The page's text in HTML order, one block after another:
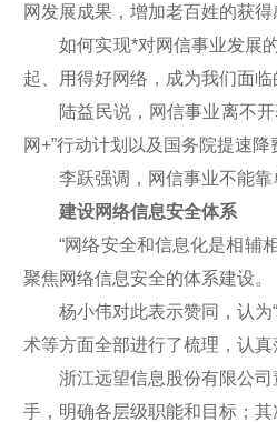
网发展成果，增加老百姓的获得
如何实现*对网信事业发展的
起、用得好网络，成为我们面
陆益民说，网信事业离不开
网+”行动计划以及国务院提速
李跃强调，网信事业不能靠
建设网络信息安全体系
“网络安全和信息化是相辅相
聚焦网络信息安全的体系建设。
杨小伟对此表示赞同，认为“
术等方面全部进行了梳理，认
浙江远望信息股份有限公司
手，明确各层级职能和目标；